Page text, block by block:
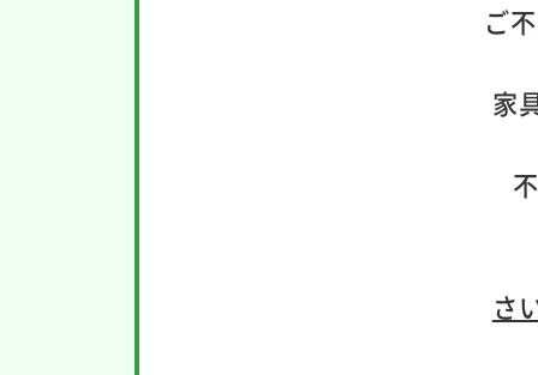
ご
家
さ